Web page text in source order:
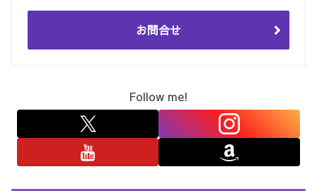
お問合せ
Follow me!